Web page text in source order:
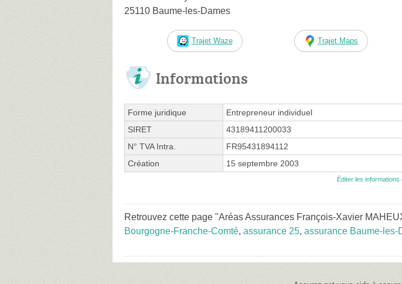
25110 Baume-les-Dames
Trajet Waze Trajet Maps
Informations
Forme juridique
Entrepreneur individuel
SIRET
43189411200033
N° TVA Intra.
FR95431894112
Création
15 septembre 2003
Éditer les
Retrouvez cette page "Aréas Assurances François-Xavier
Bourgogne-Franche-Comté, assurance 25, assurance Baume-les-